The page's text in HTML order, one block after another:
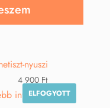
ELFOGYOTT
4 900 Ft
információ